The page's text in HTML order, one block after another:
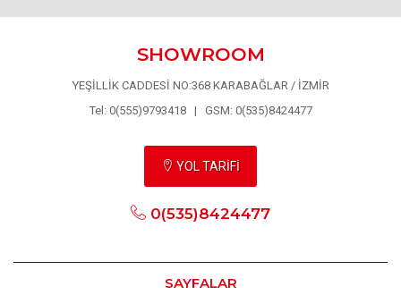
SHOWROOM
YEŞİLLİK CADDESİ NO:368 KARABAĞLAR / İZMİR
Tel: 0(555)9793418 | GSM: 0(535)8424477
YOL TARİFİ
0(535)8424477
SAYFALAR